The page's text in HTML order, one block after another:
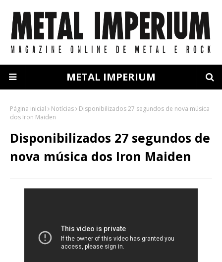
METAL IMPERIUM
Página inicial Notícias
Disponibilizados 27 segundos de nova música
dos Iron Maiden
Disponibilizados 27 segundos de
nova música dos Iron Maiden